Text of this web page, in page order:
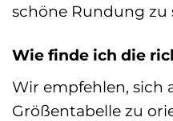
schöne Rundung zu
Wie finde ich die
Wir empfehlen, sich
Größentabelle zu